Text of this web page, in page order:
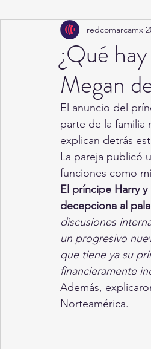
Deportes Salud
Round Cero
Chismes Qué Curioso
Durango Titulares
Santa Aurelia de los
¿Qué
Megan
redcomarcamx
El anuncio del
parte de la familia
explican detrás
La pareja publicó
funciones como
El príncipe Harry
decepciona al
discusiones
un progresivo
que tiene ya su
financieramente
Además,
Norteamérica.